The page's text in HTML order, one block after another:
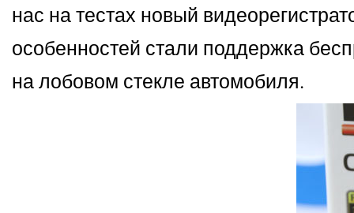
нас на тестах новый
особенностей стали поддержка
на лобовом стекле автомобиля.